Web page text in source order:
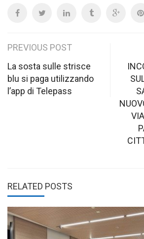
Post
navigation
PREVIOUS POST
La sosta sulle strisce
blu si paga utilizzando
l’app di Telepass
RELATED POSTS